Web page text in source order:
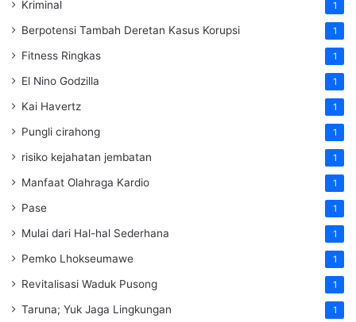
Kriminal 1
Berpotensi Tambah Deretan Kasus Korupsi 1
Fitness Ringkas 1
El Nino Godzilla 1
Kai Havertz 1
Pungli cirahong 1
risiko kejahatan jembatan 1
Manfaat Olahraga Kardio 1
Pase 1
Mulai dari Hal-hal Sederhana 1
Pemko Lhokseumawe 1
Revitalisasi Waduk Pusong 1
Taruna; Yuk Jaga Lingkungan 1